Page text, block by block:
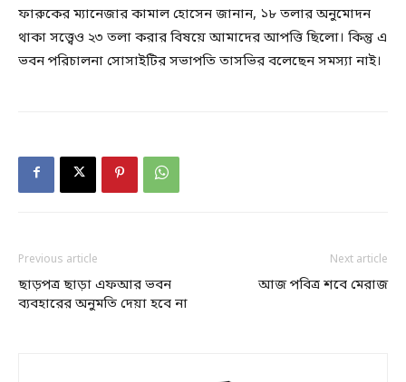
ফারুকের ম্যানেজার কামাল হোসেন জানান, ১৮ তলার অনুমোদন
থাকা সত্ত্বেও ২৩ তলা করার বিষয়ে আমাদের আপত্তি ছিলো। কিন্তু এ
ভবন পরিচালনা সোসাইটির সভাপতি তাসভির বলেছেন সমস্যা নাই।
Previous article
ছাড়পত্র ছাড়া এফআর ভবন
ব্যবহারের অনুমতি দেয়া হবে না
Next article
আজ পবিত্র শবে মেরাজ